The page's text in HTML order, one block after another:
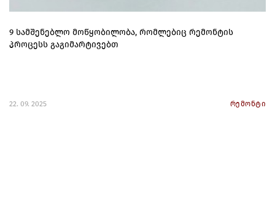
9 სამშენებლო მოწყობილობა, რომლებიც რემონტის
პროცესს გაგიმარტივებთ
22. 09. 2025 რემონტი